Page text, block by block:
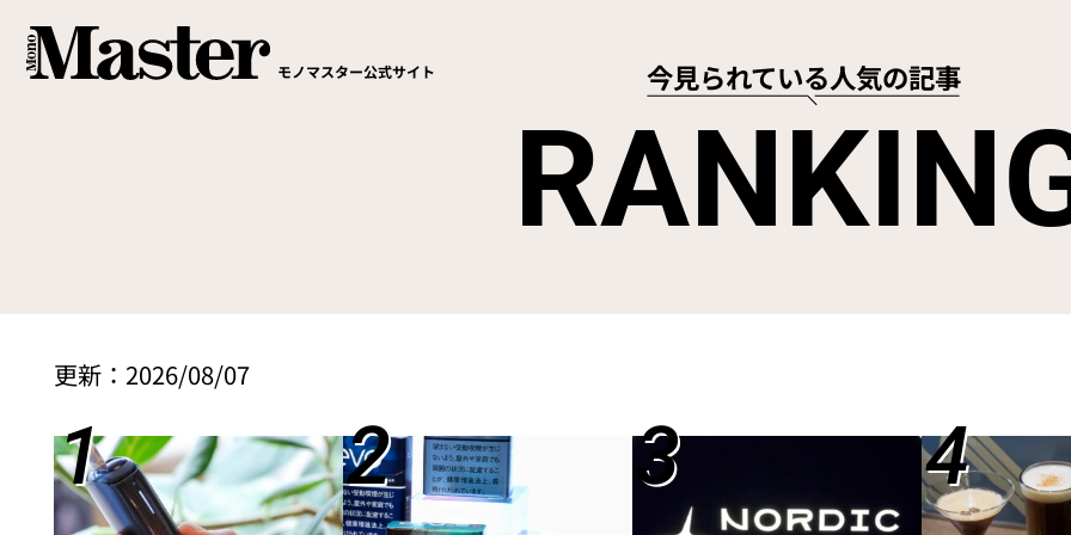
モノマスター公式サイト 今見られている人気の記事
更新： 2026/08/07